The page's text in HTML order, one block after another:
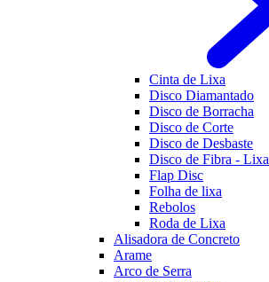
Cinta de Lixa
Disco Diamantado
Disco de Borracha
Disco de Corte
Disco de Desbaste
Disco de Fibra - Lixa
Flap Disc
Folha de lixa
Rebolos
Roda de Lixa
Alisadora de Concreto
Arame
Arco de Serra